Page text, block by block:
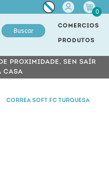
Miña
conta
0
Buscar
COMERCIOS
PRODUTOS
PROXIMIDADE, SEN SAÍR
CASA
CORREA SOFT FC TURQUESA